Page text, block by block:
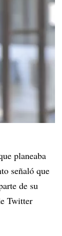
planeaba
señaló que
de su
Twitter